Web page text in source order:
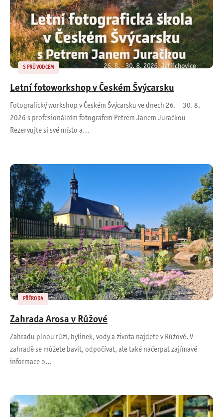
S PRŮVODCEM
Letní fotoworkshop v Českém Švýcarsku
Fotografický workshop v Českém Švýcarsku ve dnech 26. – 30. 8.
2026 s profesionálním fotografem Petrem Janem Juračkou
Rezervujte si své místo a…
PŘÍRODA
Zahrada Arosa v Růžové
Zahradu plnou růží, bylinek, vody a života najdete v Růžové. V
zahradě se můžete bavit, odpočívat, ale také načerpat zajímavé
informace o…